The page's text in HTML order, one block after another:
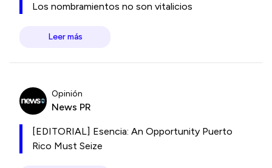
Los nombramientos no son vitalicios
Leer más
Opinión
News PR
[EDITORIAL] Esencia: An Opportunity Puerto
Rico Must Seize